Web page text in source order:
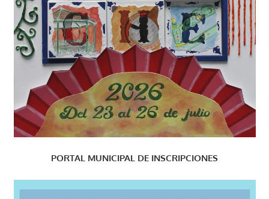
PORTAL MUNICIPAL DE INSCRIPCIONES